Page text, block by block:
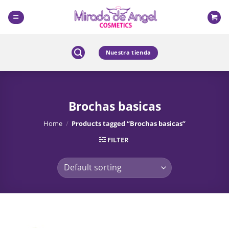
content
Nuestra tienda
Brochas basicas
Home / Products tagged “Brochas basicas”
FILTER